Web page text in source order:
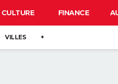
CULTURE FINANCE
VILLES +